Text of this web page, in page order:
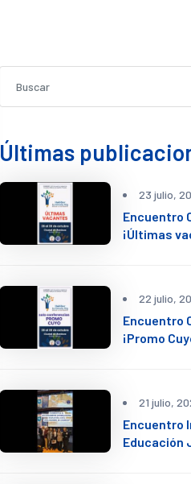
Últimas
23 julio,
Encuentro
¡Últimas
22 julio,
Encuentro
¡Promo
21 julio,
Encuentro
Educación